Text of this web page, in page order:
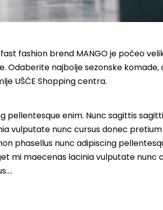
fashion brend MANGO je počeo
Odaberite najbolje sezonske
UŠĆE Shopping centra.
pellentesque enim. Nunc sagittis
vulputate nunc cursus donec
phasellus nunc adipiscing
mi maecenas lacinia vulputate nunc